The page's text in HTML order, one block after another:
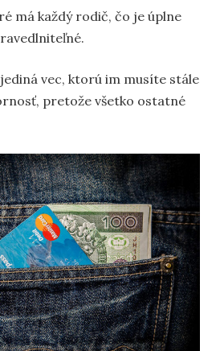
má každý rodič, čo je úplne
vec, ktorú im musíte stále
pretože všetko ostatné